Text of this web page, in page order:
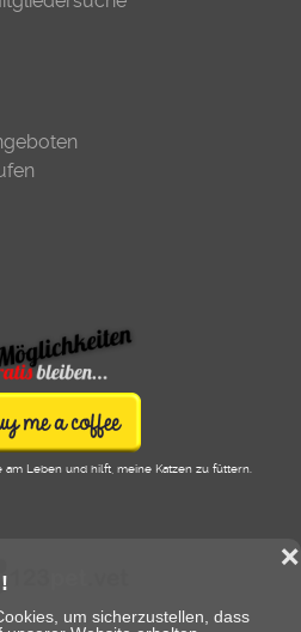
um sicherzustellen, dass
❌
am Leben und hilft, meine Katzen zu füttern.